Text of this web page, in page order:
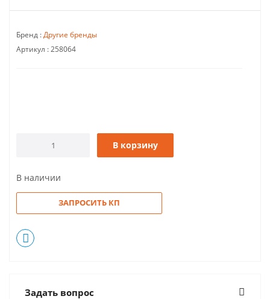
Бренд :Другие бренды
Артикул :258064
В корзину
В наличии
ЗАПРОСИТЬ КП
Задать вопрос